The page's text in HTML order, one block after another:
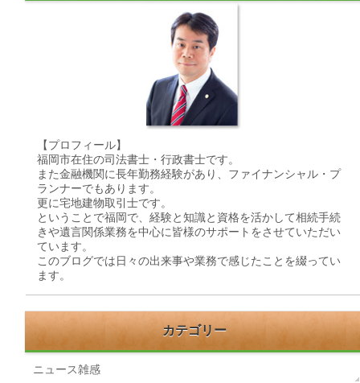
【プロフィール】
福岡市在住の司法書士・行政書士です。
また金融機関に長年勤務経験があり、ファイナンシャル・プ
ランナーでもあります。
更に宅地建物取引士です。
ということで福岡で、経験と知識と資格を活かして相続手続
きや遺言関係業務を中心に皆様のサポートをさせていただい
ています。
このブログでは日々の出来事や業務で感じたことを綴ってい
ます。
カテゴリー
ニュース雑感